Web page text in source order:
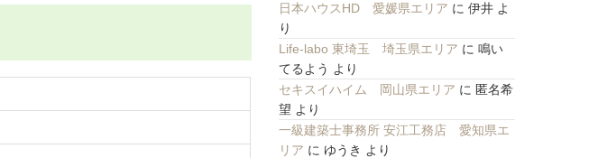
日本ハウスHD 愛媛県エリア に 伊井よ
り
Life-labo 東埼玉 埼玉県エリア に 鳴い
てるよう より
セキスイハイム 岡山県エリア に 匿名希
望 より
一級建築士事務所 安江工務店 愛知県エ
リア に ゆうき より